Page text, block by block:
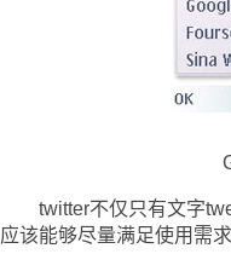
twitter不仅只有文字
应该能够尽量满足使用需求